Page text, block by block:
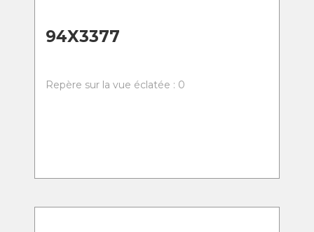
94X3377
Repère sur la vue éclatée : 0